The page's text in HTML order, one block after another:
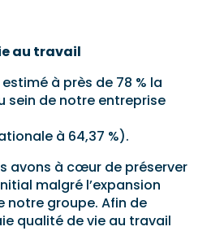
au travail
à près de 78 % la
sein de notre entreprise
à 64,37 %).
avons à cœur de préserver
malgré l’expansion
notre groupe. Afin de
qualité de vie au travail